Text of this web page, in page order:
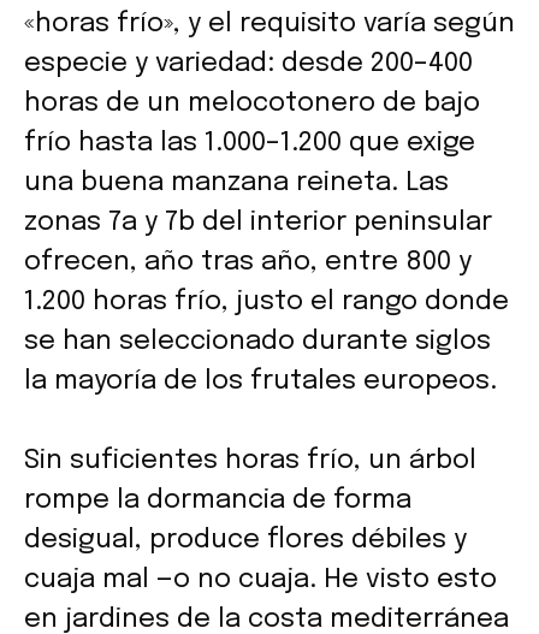
«horas frío», y el requisito varía según
especie y variedad: desde 200–400
horas de un melocotonero de bajo
frío hasta las 1.000–1.200 que exige
una buena manzana reineta. Las
zonas 7a y 7b del interior peninsular
ofrecen, año tras año, entre 800 y
1.200 horas frío, justo el rango donde
se han seleccionado durante siglos
la mayoría de los frutales europeos.
Sin suficientes horas frío, un árbol
rompe la dormancia de forma
desigual, produce flores débiles y
cuaja mal —o no cuaja. He visto esto
en jardines de la costa mediterránea